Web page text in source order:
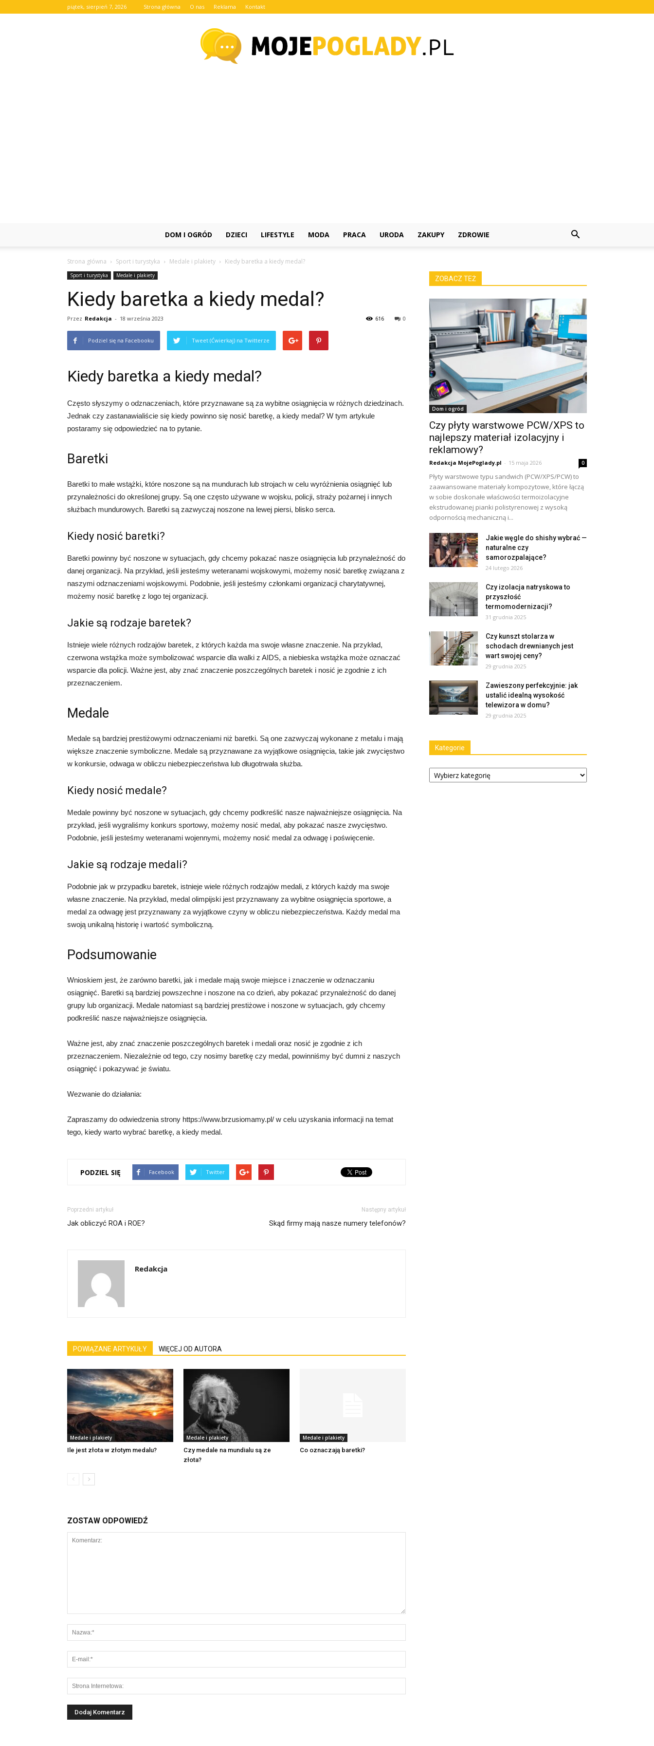
piątek, sierpień 7, 2026 Strona główna O nas Reklama Kontakt
DOM I OGRÓD DZIECI LIFESTYLE MODA PRACA URODA ZAKUPY ZDROWIE
Strona główna Sport i turystyka Medale i plakiety Kiedy baretka a kiedy medal?
Sport i turystyka Medale i plakiety
Kiedy baretka a kiedy medal?
Przez Redakcja - 18 września 2023 0
616
Podziel się na Facebooku Tweet (Ćwierkaj) na Twitterze
Kiedy baretka a kiedy medal?
Często słyszymy o odznaczeniach, które przyznawane są za wybitne osiągnięcia w różnych dziedzinach.
Jednak czy zastanawialiście się kiedy powinno się nosić baretkę, a kiedy medal? W tym artykule
postaramy się odpowiedzieć na to pytanie.
Baretki
Baretki to małe wstążki, które noszone są na mundurach lub strojach w celu wyróżnienia osiągnięć lub
przynależności do określonej grupy. Są one często używane w wojsku, policji, straży pożarnej i innych
służbach mundurowych. Baretki są zazwyczaj noszone na lewej piersi, blisko serca.
Kiedy nosić baretki?
Baretki powinny być noszone w sytuacjach, gdy chcemy pokazać nasze osiągnięcia lub przynależność do
danej organizacji. Na przykład, jeśli jesteśmy weteranami wojskowymi, możemy nosić baretkę związana z
naszymi odznaczeniami wojskowymi. Podobnie, jeśli jesteśmy członkami organizacji charytatywnej,
możemy nosić baretkę z logo tej organizacji.
Jakie są rodzaje baretek?
Istnieje wiele różnych rodzajów baretek, z których każda ma swoje własne znaczenie. Na przykład,
czerwona wstążka może symbolizować wsparcie dla walki z AIDS, a niebieska wstążka może oznaczać
wsparcie dla policji. Ważne jest, aby znać znaczenie poszczególnych baretek i nosić je zgodnie z ich
przeznaczeniem.
Medale
Medale są bardziej prestiżowymi odznaczeniami niż baretki. Są one zazwyczaj wykonane z metalu i mają
większe znaczenie symboliczne. Medale są przyznawane za wyjątkowe osiągnięcia, takie jak zwycięstwo
w konkursie, odwaga w obliczu niebezpieczeństwa lub długotrwała służba.
Kiedy nosić medale?
Medale powinny być noszone w sytuacjach, gdy chcemy podkreślić nasze najważniejsze osiągnięcia. Na
przykład, jeśli wygraliśmy konkurs sportowy, możemy nosić medal, aby pokazać nasze zwycięstwo.
Podobnie, jeśli jesteśmy weteranami wojennymi, możemy nosić medal za odwagę i poświęcenie.
Jakie są rodzaje medali?
Podobnie jak w przypadku baretek, istnieje wiele różnych rodzajów medali, z których każdy ma swoje
własne znaczenie. Na przykład, medal olimpijski jest przyznawany za wybitne osiągnięcia sportowe, a
medal za odwagę jest przyznawany za wyjątkowe czyny w obliczu niebezpieczeństwa. Każdy medal ma
swoją unikalną historię i wartość symboliczną.
Podsumowanie
Wnioskiem jest, że zarówno baretki, jak i medale mają swoje miejsce i znaczenie w odznaczaniu
osiągnięć. Baretki są bardziej powszechne i noszone na co dzień, aby pokazać przynależność do danej
grupy lub organizacji. Medale natomiast są bardziej prestiżowe i noszone w sytuacjach, gdy chcemy
podkreślić nasze najważniejsze osiągnięcia.
Ważne jest, aby znać znaczenie poszczególnych baretek i medali oraz nosić je zgodnie z ich
przeznaczeniem. Niezależnie od tego, czy nosimy baretkę czy medal, powinniśmy być dumni z naszych
osiągnięć i pokazywać je światu.
Wezwanie do działania:
Zapraszamy do odwiedzenia strony https://www.brzusiomamy.pl/ w celu uzyskania informacji na temat
tego, kiedy warto wybrać baretkę, a kiedy medal.
PODZIEL SIĘ Facebook Twitter
Poprzedni artykuł
Jak obliczyć ROA i ROE?
Następny artykuł
Skąd firmy mają nasze numery telefonów?
Redakcja
POWIĄZANE ARTYKUŁY WIĘCEJ OD AUTORA
Medale i plakiety
Ile jest złota w złotym medalu?
Medale i plakiety
Czy medale na mundialu są ze
złota?
Medale i plakiety
Co oznaczają baretki?
ZOSTAW ODPOWIEDŹ
ZOBACZ TEŻ
Dom i ogród
Czy płyty warstwowe PCW/XPS to
najlepszy materiał izolacyjny i
reklamowy?
Redakcja MojePoglady.pl - 15 maja 2026 0
Płyty warstwowe typu sandwich (PCW/XPS/PCW) to
zaawansowane materiały kompozytowe, które łączą
w sobie doskonałe właściwości termoizolacyjne
ekstrudowanej pianki polistyrenowej z wysoką
odpornością mechaniczną i...
Jakie węgle do shishy wybrać —
naturalne czy
samorozpalające?
24 lutego 2026
Czy izolacja natryskowa to
przyszłość
termomodernizacji?
31 grudnia 2025
Czy kunszt stolarza w
schodach drewnianych jest
wart swojej ceny?
29 grudnia 2025
Zawieszony perfekcyjnie: jak
ustalić idealną wysokość
telewizora w domu?
29 grudnia 2025
Kategorie
Kategorie